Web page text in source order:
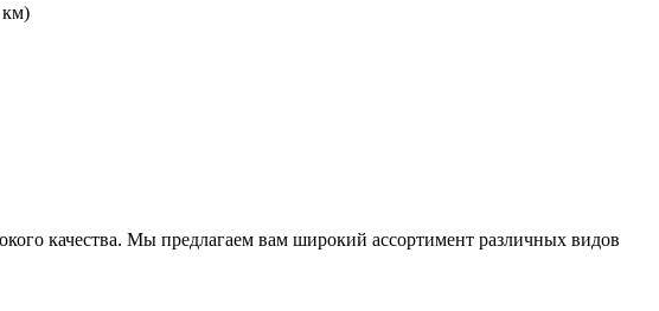
км)
качества. Мы предлагаем вам широкий ассортимент различных видов